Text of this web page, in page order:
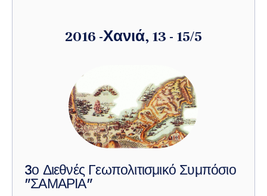
2016 -Χανιά, 13 - 15/5
3ο Διεθνές Γεωπολιτισμικό Συμπόσιο
"ΣΑΜΑΡΙΑ"